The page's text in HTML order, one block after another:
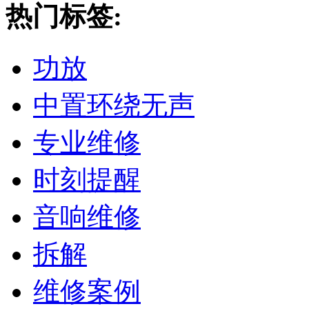
热门标签:
功放
中置环绕无声
专业维修
时刻提醒
音响维修
拆解
维修案例